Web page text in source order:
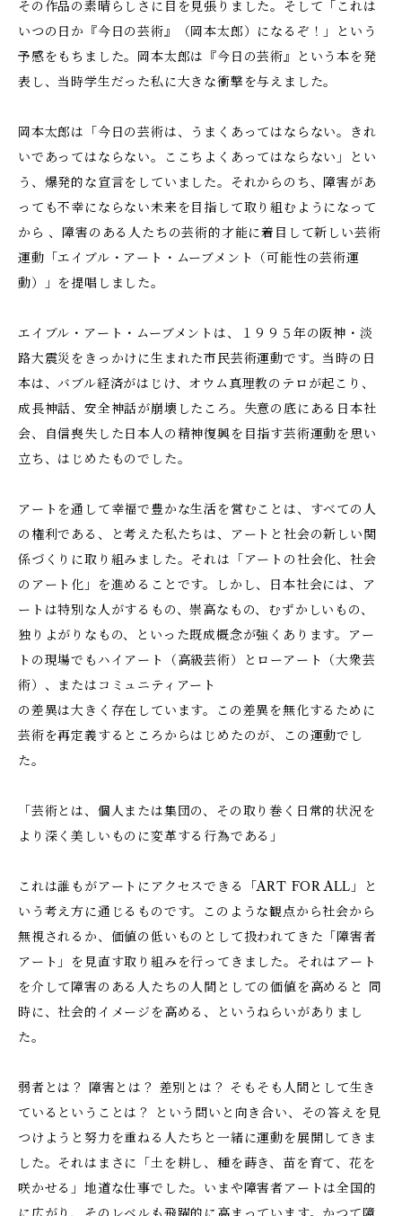
その作品の素晴らしさに目を見張りました。そして「これは
いつの日か『今日の芸術』（岡本太郎）になるぞ！」という
予感をもちました。岡本太郎は『今日の芸術』という本を発
表し、当時学生だった私に大きな衝撃を与えました。
岡本太郎は「今日の芸術は、うまくあってはならない。きれ
いであってはならない。ここちよくあってはならない」とい
う、爆発的な宣言をしていました。それからのち、障害があ
っても不幸にならない未来を目指して取り組むようになって
から 、障害のある人たちの芸術的才能に着目して新しい芸術
運動「エイブル・アート・ムーブメント（可能性の芸術運
動）」を提唱しました。
エイブル・アート・ムーブメントは、１９９５年の阪神・淡
路大震災をきっかけに生まれた市民芸術運動です。当時の日
本は、バブル経済がはじけ、オウム真理教のテロが起こり、
成長神話、安全神話が崩壊したころ。失意の底にある日本社
会、自信喪失した日本人の精神復興を目指す芸術運動を思い
立ち、はじめたものでした。
アートを通して幸福で豊かな生活を営むことは、すべての人
の権利である、と考えた私たちは、アートと社会の新しい関
係づくりに取り組みました。それは「アートの社会化、社会
のアート化」を進めることです。しかし、日本社会には、ア
ートは特別な人がするもの、崇高なもの、むずかしいもの、
独りよがりなもの、といった既成概念が強くあります。アー
トの現場でもハイアート（高級芸術）とローアート（大衆芸
術）、またはコミュニティアート
の差異は大きく存在しています。この差異を無化するために
芸術を再定義するところからはじめたのが、この運動でし
た。
「芸術とは、個人または集団の、その取り巻く日常的状況を
より深く美しいものに変革する行為である」
これは誰もがアートにアクセスできる「ART FOR ALL」と
いう考え方に通じるものです。このような観点から社会から
無視されるか、価値の低いものとして扱われてきた「障害者
アート」を見直す取り組みを行ってきました。それはアート
を介して障害のある人たちの人間としての価値を高めると 同
時に、社会的イメージを高める、というねらいがありまし
た。
弱者とは？ 障害とは？ 差別とは？ そもそも人間として生き
ているということは？ という問いと向き合い、その答えを見
つけようと努力を重ねる人たちと一緒に運動を展開してきま
した。それはまさに「土を耕し、種を蒔き、苗を育て、花を
咲かせる」地道な仕事でした。いまや障害者アートは全国的